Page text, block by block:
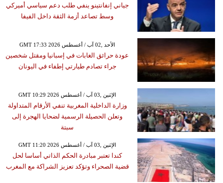
جياني إنفانتينو ينفي طلب دعم سياسي أميركي
وسط تصاعد أزمة الثقة داخل الفيفا
GMT 17:33 2026 الأحد ,02 آب / أغسطس
عودة حرائق الغابات في إسبانيا ومقتل شخصين
جراء تصادم طيارتي إطفاء في اليونان
GMT 10:29 2026 الإثنين ,03 آب / أغسطس
وزارة الداخلية المغربية تنفي الأرقام المتداولة
وتعلن الحصيلة الرسمية لضحايا الهجرة إلى
سبتة
GMT 11:20 2026 الإثنين ,03 آب / أغسطس
كندا تعتبر مبادرة الحكم الذاتي أساسا لحل
قضية الصحراء وتؤكد تعزيز الشراكة مع المغرب